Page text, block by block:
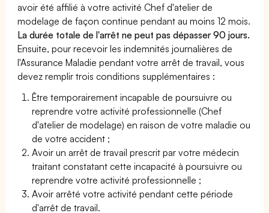
avoir été affilié à votre activité Chef d'atelier de
modelage de façon continue pendant au moins 12 mois.
La durée totale de l'arrêt ne peut pas dépasser 90 jours.
Ensuite, pour recevoir les indemnités journalières de
l'Assurance Maladie pendant votre arrêt de travail, vous
devez remplir trois conditions supplémentaires :
Être temporairement incapable de poursuivre ou
reprendre votre activité professionnelle (Chef
d'atelier de modelage) en raison de votre maladie ou
de votre accident ;
Avoir un arrêt de travail prescrit par votre médecin
traitant constatant cette incapacité à poursuivre ou
reprendre votre activité professionnelle ;
Avoir arrêté votre activité pendant cette période
d'arrêt de travail.